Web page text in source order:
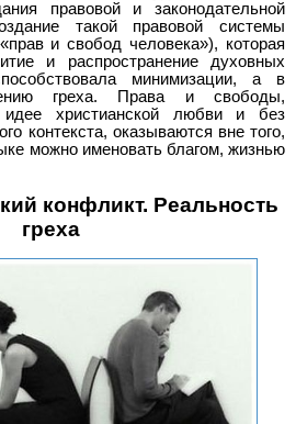
правовой и законодательной
такой правовой системы
и свобод человека»), которая
и распространение духовных
минимизации, а в
греха. Права и свободы,
христианской любви и без
контекста, оказываются вне того,
можно именовать благом, жизнью
конфликт. Реальность
греха